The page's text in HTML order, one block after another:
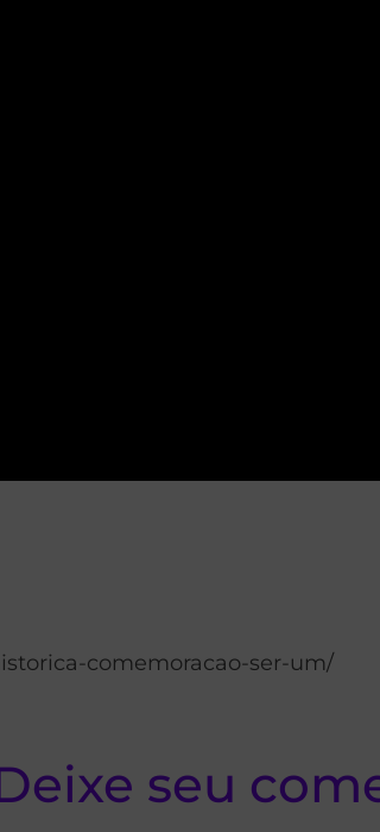
comemoracao-ser-um/
seu